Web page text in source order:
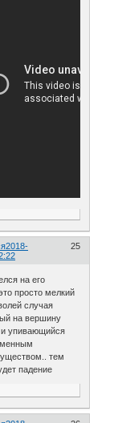
25
2018-
на его
просто мелкий
случая
на вершину
упивающийся
тем
падение